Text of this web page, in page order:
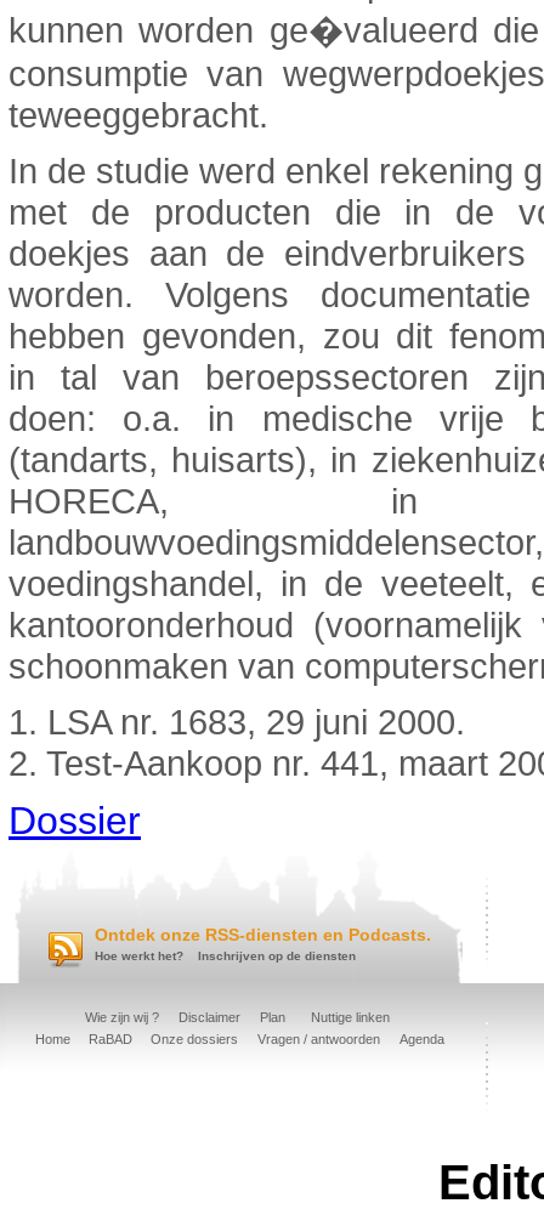
kunnen worden ge�valueerd
consumptie van
teweeggebracht.
In de studie werd enkel rekening
met de producten die in de
doekjes aan de eindverbruikers
worden. Volgens
hebben gevonden, zou dit
in tal van beroepssectoren
doen: o.a. in medische vrije
(tandarts, huisarts), in
HORECA,
voedingshandel, in de veeteelt,
kantooronderhoud
schoonmaken van
1. LSA nr. 1683, 29 juni 2000.
2. Test-Aankoop nr. 441, maart
Dossier
Ontdek onze RSS-diensten en Podcasts.
Hoe werkt het? Inschrijven op de diensten
Wie zijn wij ? Disclaimer Plan
Nuttige linken
Home
RaBAD Onze dossiers Vragen / antwoorden Agenda